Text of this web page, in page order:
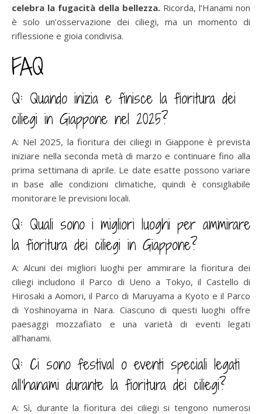
celebra la fugacità della bellezza. Ricorda, l’Hanami non
è solo un’osservazione dei ciliegi, ma un momento di
riflessione e gioia condivisa.
FAQ
Q: Quando inizia e finisce la fioritura dei
ciliegi in Giappone nel 2025?
A: Nel 2025, la fioritura dei ciliegi in Giappone è prevista
iniziare nella seconda metà di marzo e continuare fino alla
prima settimana di aprile. Le date esatte possono variare
in base alle condizioni climatiche, quindi è consigliabile
monitorare le previsioni locali.
Q: Quali sono i migliori luoghi per ammirare
la fioritura dei ciliegi in Giappone?
A: Alcuni dei migliori luoghi per ammirare la fioritura dei
ciliegi includono il Parco di Ueno a Tokyo, il Castello di
Hirosaki a Aomori, il Parco di Maruyama a Kyoto e il Parco
di Yoshinoyama in Nara. Ciascuno di questi luoghi offre
paesaggi mozzafiato e una varietà di eventi legati
all’hanami.
Q: Ci sono festival o eventi speciali legati
all’hanami durante la fioritura dei ciliegi?
A: Sì, durante la fioritura dei ciliegi si tengono numerosi